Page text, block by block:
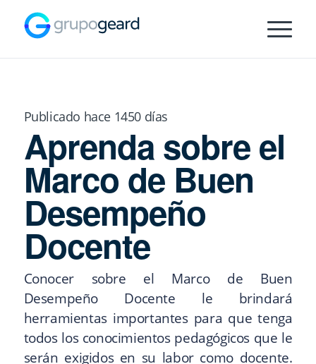
Publicado hace 1450 días
Aprenda sobre el
Marco de Buen
Desempeño
Docente
Conocer sobre el Marco de Buen
Desempeño Docente le brindará
herramientas importantes para que tenga
todos los conocimientos pedagógicos que le
serán exigidos en su labor como docente.